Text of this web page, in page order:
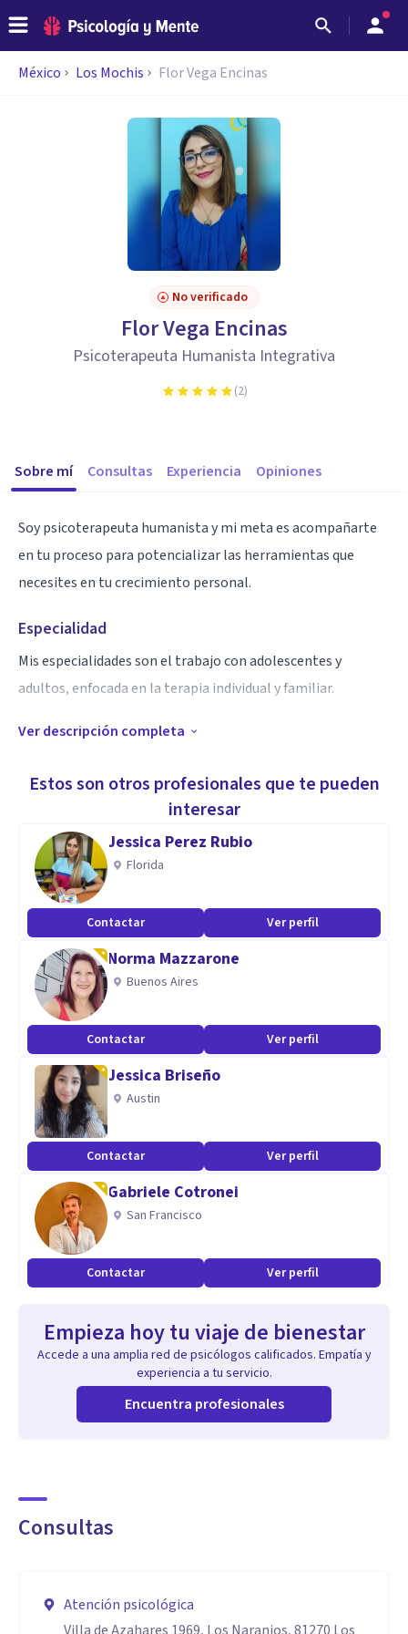
México Los Mochis Flor Vega Encinas
No verificado
Flor Vega Encinas
Psicoterapeuta Humanista Integrativa
(2)
Sobre mí Consultas Experiencia Opiniones
Soy psicoterapeuta humanista y mi meta es acompañarte
en tu proceso para potencializar las herramientas que
necesites en tu crecimiento personal.
Especialidad
Mis especialidades son el trabajo con adolescentes y
adultos, enfocada en la terapia individual y familiar.
Aptitudes
M.C. en Desarrollo del potencial humano
Especialista en Psicoterapia Infantojuvenil Humanista
Ver descripción completa
Estos son otros profesionales que te pueden
interesar
Jessica Perez Rubio
Florida
Contactar Ver perfil
Norma Mazzarone
Buenos Aires
Contactar Ver perfil
Jessica Briseño
Austin
Contactar Ver perfil
Gabriele Cotronei
San Francisco
Contactar Ver perfil
Empieza hoy tu viaje de bienestar
Accede a una amplia red de psicólogos calificados. Empatía y
experiencia a tu servicio.
Encuentra profesionales
Consultas
Atención psicológica